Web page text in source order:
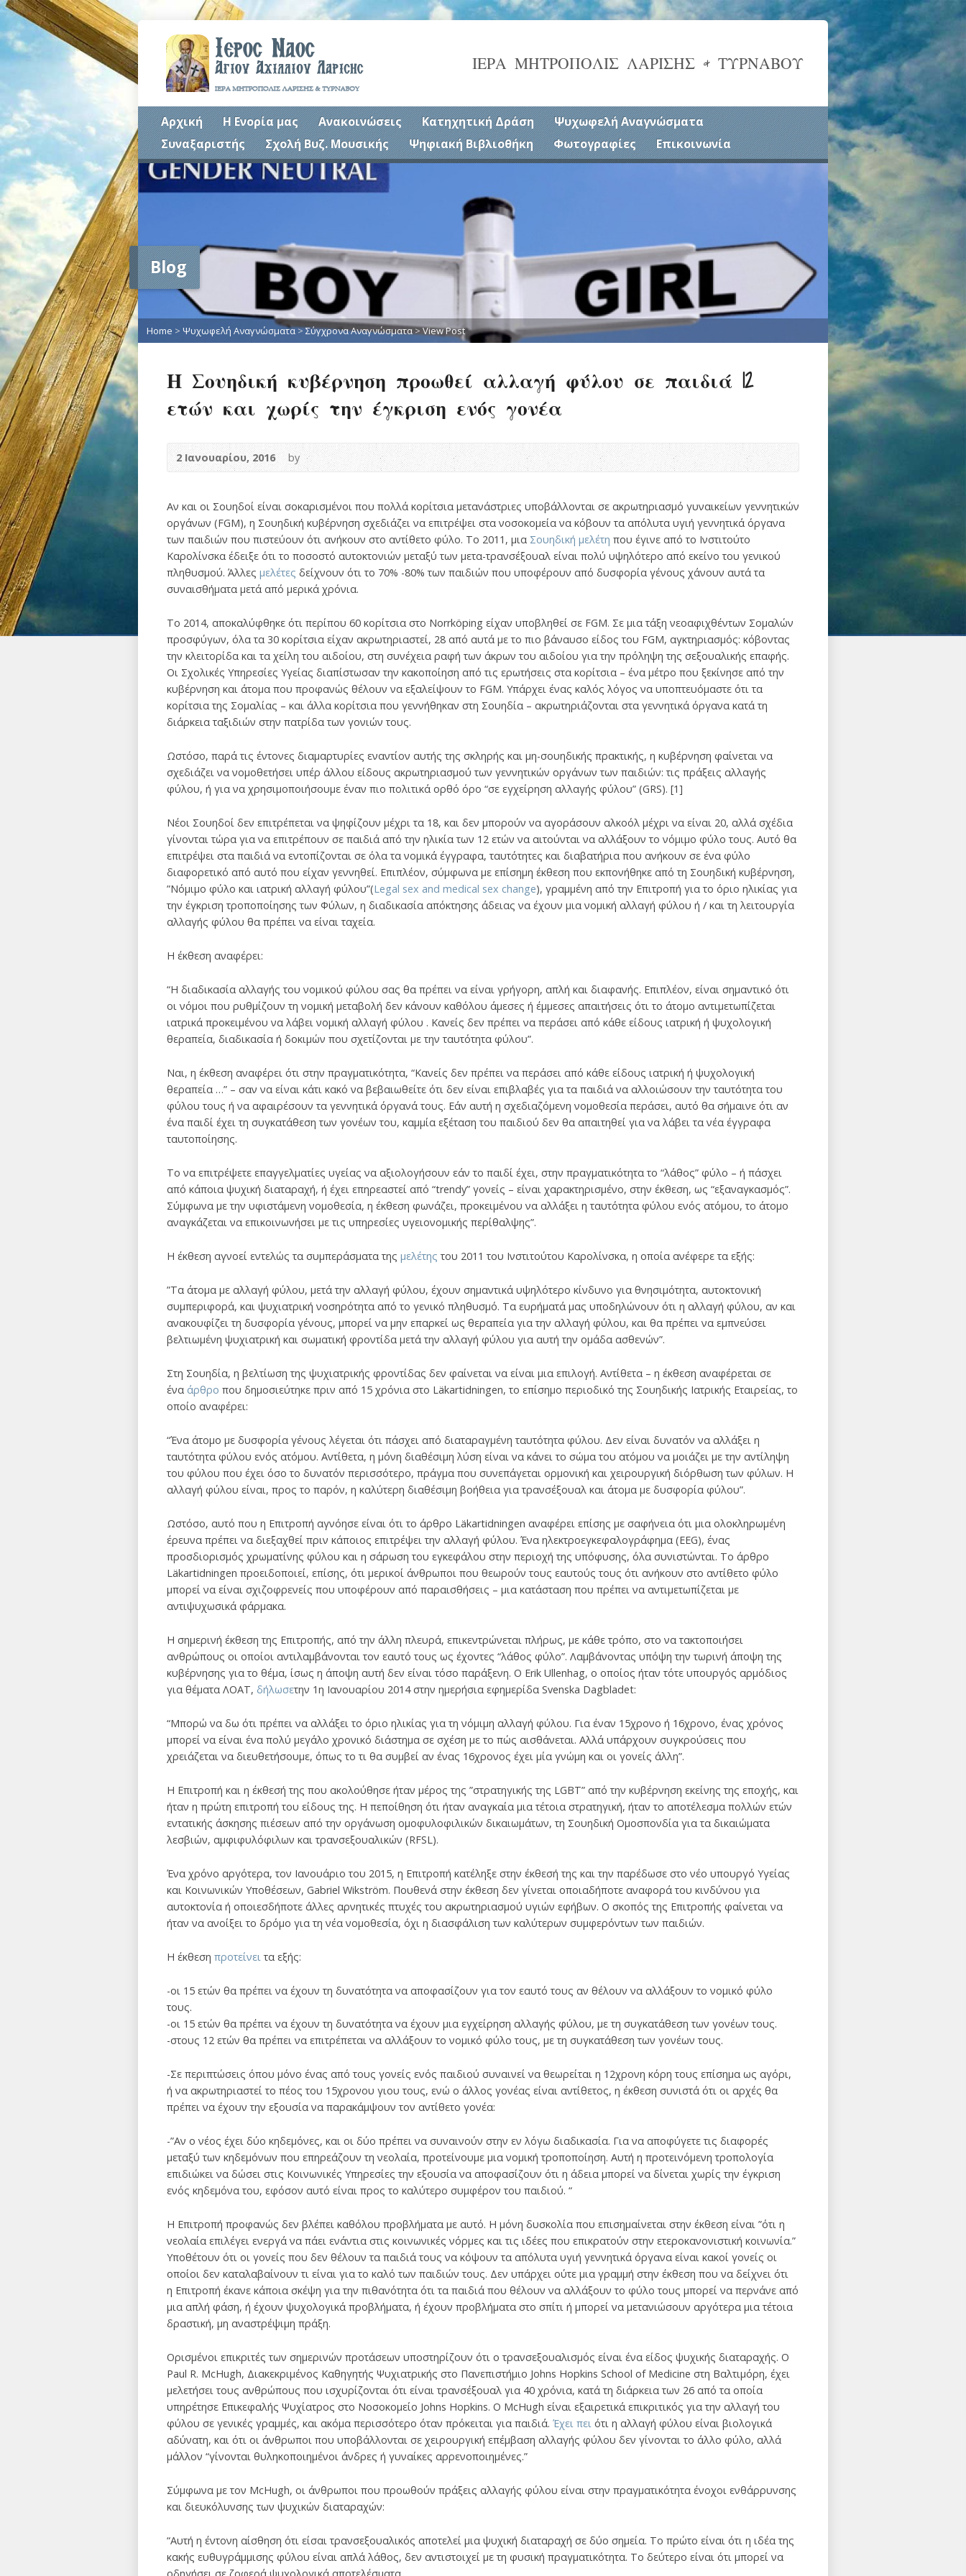
ΙΕΡΑ ΜΗΤΡΟΠΟΛΙΣ ΛΑΡΙΣΗΣ & ΤΥΡΝΑΒΟΥ
Αρχική Η Ενορία μας Ανακοινώσεις Κατηχητική Δράση
Ψυχωφελή Αναγνώσματα
Συναξαριστής
Σχολή Βυζ. Μουσικής Ψηφιακή Βιβλιοθήκη Φωτογραφίες Επικοινωνία
Blog
Home > Ψυχωφελή Αναγνώσματα>Σύγχρονα Αναγνώσματα>View Post
Η Σουηδική κυβέρνηση προωθεί αλλαγή φύλου σε παιδιά 12
ετών και χωρίς την έγκριση ενός γονέα
2 Ιανουαρίου, 2016 by
Αν και οι Σουηδοί είναι σοκαρισμένοι που πολλά κορίτσια μετανάστριες υποβάλλονται σε ακρωτηριασμό γυναικείων γεννητικών
οργάνων (FGM), η Σουηδική κυβέρνηση σχεδιάζει να επιτρέψει στα νοσοκομεία να κόβουν τα απόλυτα υγιή γεννητικά όργανα
των παιδιών που πιστεύουν ότι ανήκουν στο αντίθετο φύλο. Το 2011, μια Σουηδική μελέτη που έγινε από το Ινστιτούτο
Καρολίνσκα έδειξε ότι το ποσοστό αυτοκτονιών μεταξύ των μετα-τρανσέξουαλ είναι πολύ υψηλότερο από εκείνο του γενικού
πληθυσμού. Άλλες μελέτες δείχνουν ότι το 70% -80% των παιδιών που υποφέρουν από δυσφορία γένους χάνουν αυτά τα
συναισθήματα μετά από μερικά χρόνια.
Το 2014, αποκαλύφθηκε ότι περίπου 60 κορίτσια στο Norrköping είχαν υποβληθεί σε FGM. Σε μια τάξη νεοαφιχθέντων Σομαλών
προσφύγων, όλα τα 30 κορίτσια είχαν ακρωτηριαστεί, 28 από αυτά με το πιο βάναυσο είδος του FGM, αγκτηριασμός: κόβοντας
την κλειτορίδα και τα χείλη του αιδοίου, στη συνέχεια ραφή των άκρων του αιδοίου για την πρόληψη της σεξουαλικής επαφής.
Οι Σχολικές Υπηρεσίες Υγείας διαπίστωσαν την κακοποίηση από τις ερωτήσεις στα κορίτσια – ένα μέτρο που ξεκίνησε από την
κυβέρνηση και άτομα που προφανώς θέλουν να εξαλείψουν το FGM. Υπάρχει ένας καλός λόγος να υποπτευόμαστε ότι τα
κορίτσια της Σομαλίας – και άλλα κορίτσια που γεννήθηκαν στη Σουηδία – ακρωτηριάζονται στα γεννητικά όργανα κατά τη
διάρκεια ταξιδιών στην πατρίδα των γονιών τους.
Ωστόσο, παρά τις έντονες διαμαρτυρίες εναντίον αυτής της σκληρής και μη-σουηδικής πρακτικής, η κυβέρνηση φαίνεται να
σχεδιάζει να νομοθετήσει υπέρ άλλου είδους ακρωτηριασμού των γεννητικών οργάνων των παιδιών: τις πράξεις αλλαγής
φύλου, ή για να χρησιμοποιήσουμε έναν πιο πολιτικά ορθό όρο “σε εγχείρηση αλλαγής φύλου” (GRS). [1]
Νέοι Σουηδοί δεν επιτρέπεται να ψηφίζουν μέχρι τα 18, και δεν μπορούν να αγοράσουν αλκοόλ μέχρι να είναι 20, αλλά σχέδια
γίνονται τώρα για να επιτρέπουν σε παιδιά από την ηλικία των 12 ετών να αιτούνται να αλλάξουν το νόμιμο φύλο τους. Αυτό θα
επιτρέψει στα παιδιά να εντοπίζονται σε όλα τα νομικά έγγραφα, ταυτότητες και διαβατήρια που ανήκουν σε ένα φύλο
διαφορετικό από αυτό που είχαν γεννηθεί. Επιπλέον, σύμφωνα με επίσημη έκθεση που εκπονήθηκε από τη Σουηδική κυβέρνηση,
”Νόμιμο φύλο και ιατρική αλλαγή φύλου”(Legal sex and medical sex change), γραμμένη από την Επιτροπή για το όριο ηλικίας για
την έγκριση τροποποίησης των Φύλων, η διαδικασία απόκτησης άδειας να έχουν μια νομική αλλαγή φύλου ή / και τη λειτουργία
αλλαγής φύλου θα πρέπει να είναι ταχεία.
Η έκθεση αναφέρει:
“Η διαδικασία αλλαγής του νομικού φύλου σας θα πρέπει να είναι γρήγορη, απλή και διαφανής. Επιπλέον, είναι σημαντικό ότι
οι νόμοι που ρυθμίζουν τη νομική μεταβολή δεν κάνουν καθόλου άμεσες ή έμμεσες απαιτήσεις ότι το άτομο αντιμετωπίζεται
ιατρικά προκειμένου να λάβει νομική αλλαγή φύλου . Κανείς δεν πρέπει να περάσει από κάθε είδους ιατρική ή ψυχολογική
θεραπεία, διαδικασία ή δοκιμών που σχετίζονται με την ταυτότητα φύλου”.
Ναι, η έκθεση αναφέρει ότι στην πραγματικότητα, “Κανείς δεν πρέπει να περάσει από κάθε είδους ιατρική ή ψυχολογική
θεραπεία …” – σαν να είναι κάτι κακό να βεβαιωθείτε ότι δεν είναι επιβλαβές για τα παιδιά να αλλοιώσουν την ταυτότητα του
φύλου τους ή να αφαιρέσουν τα γεννητικά όργανά τους. Εάν αυτή η σχεδιαζόμενη νομοθεσία περάσει, αυτό θα σήμαινε ότι αν
ένα παιδί έχει τη συγκατάθεση των γονέων του, καμμία εξέταση του παιδιού δεν θα απαιτηθεί για να λάβει τα νέα έγγραφα
ταυτοποίησης.
Το να επιτρέψετε επαγγελματίες υγείας να αξιολογήσουν εάν το παιδί έχει, στην πραγματικότητα το “λάθος” φύλο – ή πάσχει
από κάποια ψυχική διαταραχή, ή έχει επηρεαστεί από “trendy” γονείς – είναι χαρακτηρισμένο, στην έκθεση, ως “εξαναγκασμός”.
Σύμφωνα με την υφιστάμενη νομοθεσία, η έκθεση φωνάζει, προκειμένου να αλλάξει η ταυτότητα φύλου ενός ατόμου, το άτομο
αναγκάζεται να επικοινωνήσει με τις υπηρεσίες υγειονομικής περίθαλψης”.
Η έκθεση αγνοεί εντελώς τα συμπεράσματα της μελέτης του 2011 του Ινστιτούτου Καρολίνσκα, η οποία ανέφερε τα εξής:
”Τα άτομα με αλλαγή φύλου, μετά την αλλαγή φύλου, έχουν σημαντικά υψηλότερο κίνδυνο για θνησιμότητα, αυτοκτονική
συμπεριφορά, και ψυχιατρική νοσηρότητα από το γενικό πληθυσμό. Τα ευρήματά μας υποδηλώνουν ότι η αλλαγή φύλου, αν και
ανακουφίζει τη δυσφορία γένους, μπορεί να μην επαρκεί ως θεραπεία για την αλλαγή φύλου, και θα πρέπει να εμπνεύσει
βελτιωμένη ψυχιατρική και σωματική φροντίδα μετά την αλλαγή φύλου για αυτή την ομάδα ασθενών”.
Στη Σουηδία, η βελτίωση της ψυχιατρικής φροντίδας δεν φαίνεται να είναι μια επιλογή. Αντίθετα – η έκθεση αναφέρεται σε
ένα άρθρο που δημοσιεύτηκε πριν από 15 χρόνια στο Läkartidningen, το επίσημο περιοδικό της Σουηδικής Ιατρικής Εταιρείας, το
οποίο αναφέρει:
“Ένα άτομο με δυσφορία γένους λέγεται ότι πάσχει από διαταραγμένη ταυτότητα φύλου. Δεν είναι δυνατόν να αλλάξει η
ταυτότητα φύλου ενός ατόμου. Αντίθετα, η μόνη διαθέσιμη λύση είναι να κάνει το σώμα του ατόμου να μοιάζει με την αντίληψη
του φύλου που έχει όσο το δυνατόν περισσότερο, πράγμα που συνεπάγεται ορμονική και χειρουργική διόρθωση των φύλων. Η
αλλαγή φύλου είναι, προς το παρόν, η καλύτερη διαθέσιμη βοήθεια για τρανσέξουαλ και άτομα με δυσφορία φύλου”.
Ωστόσο, αυτό που η Επιτροπή αγνόησε είναι ότι το άρθρο Läkartidningen αναφέρει επίσης με σαφήνεια ότι μια ολοκληρωμένη
έρευνα πρέπει να διεξαχθεί πριν κάποιος επιτρέψει την αλλαγή φύλου. Ένα ηλεκτροεγκεφαλογράφημα (EEG), ένας
προσδιορισμός χρωματίνης φύλου και η σάρωση του εγκεφάλου στην περιοχή της υπόφυσης, όλα συνιστώνται. Το άρθρο
Läkartidningen προειδοποιεί, επίσης, ότι μερικοί άνθρωποι που θεωρούν τους εαυτούς τους ότι ανήκουν στο αντίθετο φύλο
μπορεί να είναι σχιζοφρενείς που υποφέρουν από παραισθήσεις – μια κατάσταση που πρέπει να αντιμετωπίζεται με
αντιψυχωσικά φάρμακα.
Η σημερινή έκθεση της Επιτροπής, από την άλλη πλευρά, επικεντρώνεται πλήρως, με κάθε τρόπο, στο να τακτοποιήσει
ανθρώπους οι οποίοι αντιλαμβάνονται τον εαυτό τους ως έχοντες “λάθος φύλο”. Λαμβάνοντας υπόψη την τωρινή άποψη της
κυβέρνησης για το θέμα, ίσως η άποψη αυτή δεν είναι τόσο παράξενη. Ο Erik Ullenhag, ο οποίος ήταν τότε υπουργός αρμόδιος
για θέματα ΛΟΑΤ, δήλωσετην 1η Ιανουαρίου 2014 στην ημερήσια εφημερίδα Svenska Dagbladet:
“Μπορώ να δω ότι πρέπει να αλλάξει το όριο ηλικίας για τη νόμιμη αλλαγή φύλου. Για έναν 15χρονο ή 16χρονο, ένας χρόνος
μπορεί να είναι ένα πολύ μεγάλο χρονικό διάστημα σε σχέση με το πώς αισθάνεται. Αλλά υπάρχουν συγκρούσεις που
χρειάζεται να διευθετήσουμε, όπως το τι θα συμβεί αν ένας 16χρονος έχει μία γνώμη και οι γονείς άλλη”.
Η Επιτροπή και η έκθεσή της που ακολούθησε ήταν μέρος της ”στρατηγικής της LGBT” από την κυβέρνηση εκείνης της εποχής, και
ήταν η πρώτη επιτροπή του είδους της. Η πεποίθηση ότι ήταν αναγκαία μια τέτοια στρατηγική, ήταν το αποτέλεσμα πολλών ετών
εντατικής άσκησης πιέσεων από την οργάνωση ομοφυλοφιλικών δικαιωμάτων, τη Σουηδική Ομοσπονδία για τα δικαιώματα
λεσβιών, αμφιφυλόφιλων και τρανσεξουαλικών (RFSL).
Ένα χρόνο αργότερα, τον Ιανουάριο του 2015, η Επιτροπή κατέληξε στην έκθεσή της και την παρέδωσε στο νέο υπουργό Υγείας
και Κοινωνικών Υποθέσεων, Gabriel Wikström. Πουθενά στην έκθεση δεν γίνεται οποιαδήποτε αναφορά του κινδύνου για
αυτοκτονία ή οποιεσδήποτε άλλες αρνητικές πτυχές του ακρωτηριασμού υγιών εφήβων. Ο σκοπός της Επιτροπής φαίνεται να
ήταν να ανοίξει το δρόμο για τη νέα νομοθεσία, όχι η διασφάλιση των καλύτερων συμφερόντων των παιδιών.
Η έκθεση προτείνειτα εξής:
-οι 15 ετών θα πρέπει να έχουν τη δυνατότητα να αποφασίζουν για τον εαυτό τους αν θέλουν να αλλάξουν το νομικό φύλο
τους.
-οι 15 ετών θα πρέπει να έχουν τη δυνατότητα να έχουν μια εγχείρηση αλλαγής φύλου, με τη συγκατάθεση των γονέων τους.
-στους 12 ετών θα πρέπει να επιτρέπεται να αλλάξουν το νομικό φύλο τους, με τη συγκατάθεση των γονέων τους.
-Σε περιπτώσεις όπου μόνο ένας από τους γονείς ενός παιδιού συναινεί να θεωρείται η 12χρονη κόρη τους επίσημα ως αγόρι,
ή να ακρωτηριαστεί το πέος του 15χρονου γιου τους, ενώ ο άλλος γονέας είναι αντίθετος, η έκθεση συνιστά ότι οι αρχές θα
πρέπει να έχουν την εξουσία να παρακάμψουν τον αντίθετο γονέα:
-”Αν ο νέος έχει δύο κηδεμόνες, και οι δύο πρέπει να συναινούν στην εν λόγω διαδικασία. Για να αποφύγετε τις διαφορές
μεταξύ των κηδεμόνων που επηρεάζουν τη νεολαία, προτείνουμε μια νομική τροποποίηση. Αυτή η προτεινόμενη τροπολογία
επιδιώκει να δώσει στις Κοινωνικές Υπηρεσίες την εξουσία να αποφασίζουν ότι η άδεια μπορεί να δίνεται χωρίς την έγκριση
ενός κηδεμόνα του, εφόσον αυτό είναι προς το καλύτερο συμφέρον του παιδιού. “
Η Επιτροπή προφανώς δεν βλέπει καθόλου προβλήματα με αυτό. Η μόνη δυσκολία που επισημαίνεται στην έκθεση είναι ”ότι η
νεολαία επιλέγει ενεργά να πάει ενάντια στις κοινωνικές νόρμες και τις ιδέες που επικρατούν στην ετεροκανονιστική κοινωνία.”
Υποθέτουν ότι οι γονείς που δεν θέλουν τα παιδιά τους να κόψουν τα απόλυτα υγιή γεννητικά όργανα είναι κακοί γονείς οι
οποίοι δεν καταλαβαίνουν τι είναι για το καλό των παιδιών τους. Δεν υπάρχει ούτε μια γραμμή στην έκθεση που να δείχνει ότι
η Επιτροπή έκανε κάποια σκέψη για την πιθανότητα ότι τα παιδιά που θέλουν να αλλάξουν το φύλο τους μπορεί να περνάνε από
μια απλή φάση, ή έχουν ψυχολογικά προβλήματα, ή έχουν προβλήματα στο σπίτι ή μπορεί να μετανιώσουν αργότερα μια τέτοια
δραστική, μη αναστρέψιμη πράξη.
Ορισμένοι επικριτές των σημερινών προτάσεων υποστηρίζουν ότι ο τρανσεξουαλισμός είναι ένα είδος ψυχικής διαταραχής. Ο
Paul R. McHugh, Διακεκριμένος Καθηγητής Ψυχιατρικής στο Πανεπιστήμιο Johns Hopkins School of Medicine στη Βαλτιμόρη, έχει
μελετήσει τους ανθρώπους που ισχυρίζονται ότι είναι τρανσέξουαλ για 40 χρόνια, κατά τη διάρκεια των 26 από τα οποία
υπηρέτησε Επικεφαλής Ψυχίατρος στο Νοσοκομείο Johns Hopkins. Ο McHugh είναι εξαιρετικά επικριτικός για την αλλαγή του
φύλου σε γενικές γραμμές, και ακόμα περισσότερο όταν πρόκειται για παιδιά. Έχει πει ότι η αλλαγή φύλου είναι βιολογικά
αδύνατη, και ότι οι άνθρωποι που υποβάλλονται σε χειρουργική επέμβαση αλλαγής φύλου δεν γίνονται το άλλο φύλο, αλλά
μάλλον “γίνονται θυληκοποιημένοι άνδρες ή γυναίκες αρρενοποιημένες.”
Σύμφωνα με τον McHugh, οι άνθρωποι που προωθούν πράξεις αλλαγής φύλου είναι στην πραγματικότητα ένοχοι ενθάρρυνσης
και διευκόλυνσης των ψυχικών διαταραχών:
“Αυτή η έντονη αίσθηση ότι είσαι τρανσεξουαλικός αποτελεί μια ψυχική διαταραχή σε δύο σημεία. Το πρώτο είναι ότι η ιδέα της
κακής ευθυγράμμισης φύλου είναι απλά λάθος, δεν αντιστοιχεί με τη φυσική πραγματικότητα. Το δεύτερο είναι ότι μπορεί να